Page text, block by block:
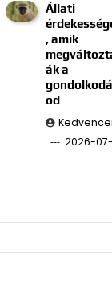
Állati
, amik
ák a
od
2026-